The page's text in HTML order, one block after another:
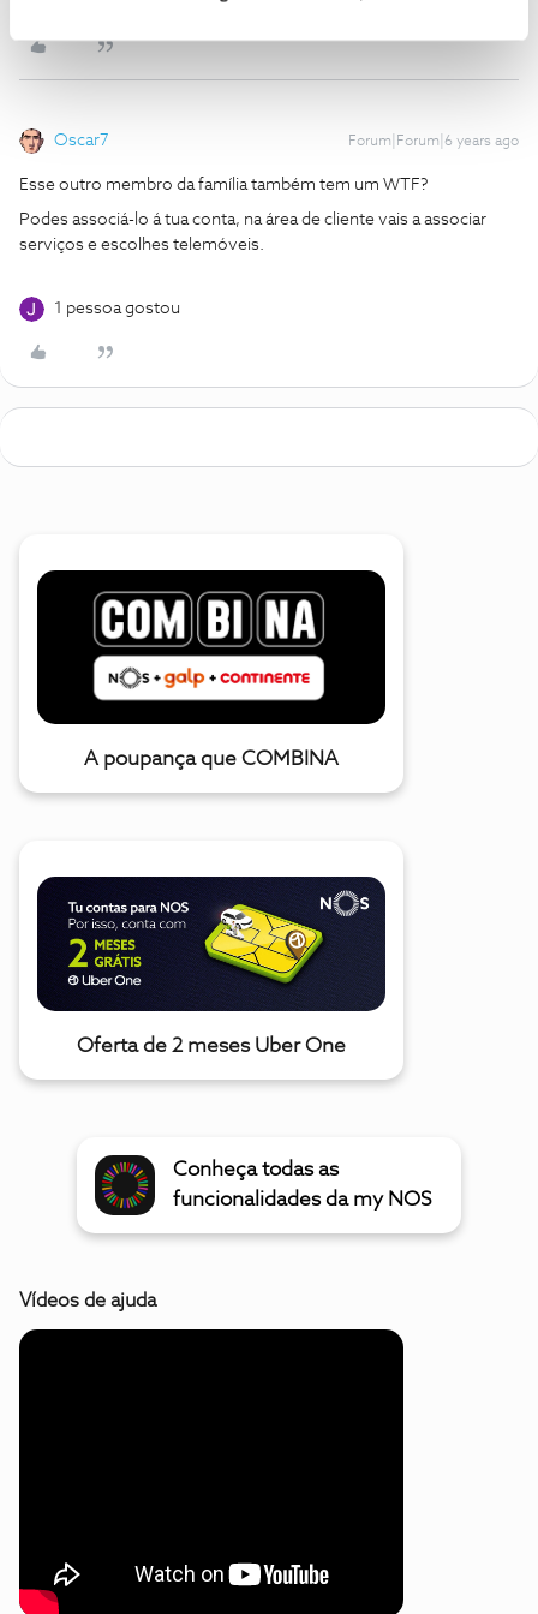
Oscar7 Forum|Forum|6 years ago
Esse outro membro da família também tem um WTF?
Podes associá-lo á tua conta, na área de cliente vais a associar
serviços e escolhes telemóveis.
1 pessoa gostou
A poupança que COMBINA
Oferta de 2 meses Uber One
Conheça todas as
funcionalidades da my NOS
Vídeos de ajuda